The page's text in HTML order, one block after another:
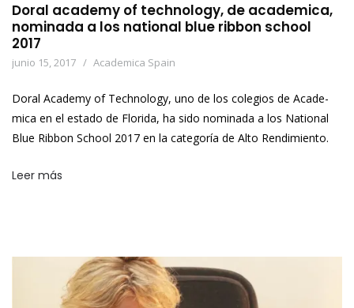
Doral academy of technology, de academica,
nominada a los national blue ribbon school
2017
junio 15, 2017 Academica Spain
Doral Academy of Technology, uno de los colegios de Acade-
mica en el estado de Florida, ha sido nominada a los National
Blue Ribbon School 2017 en la categoría de Alto Rendimiento.
Leer más